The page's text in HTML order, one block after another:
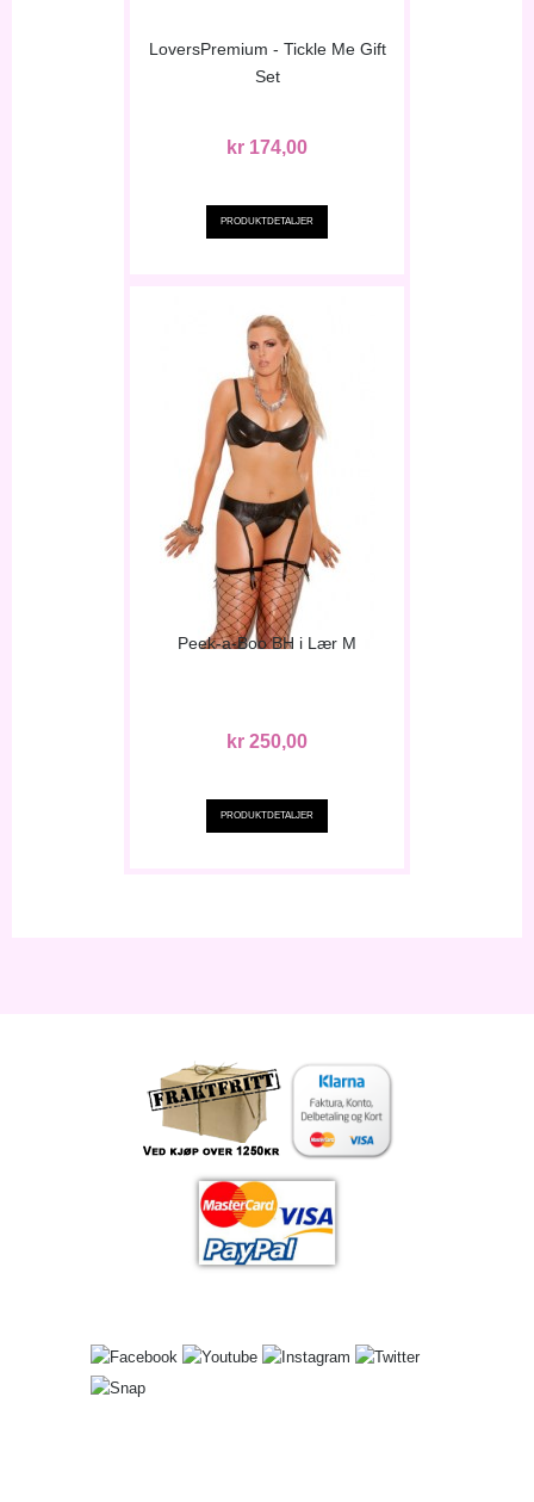
LoversPremium - Tickle Me Gift
Set
kr 174,00
PRODUKTDETALJER
Peek-a-Boo BH i Lær M
kr 250,00
PRODUKTDETALJER